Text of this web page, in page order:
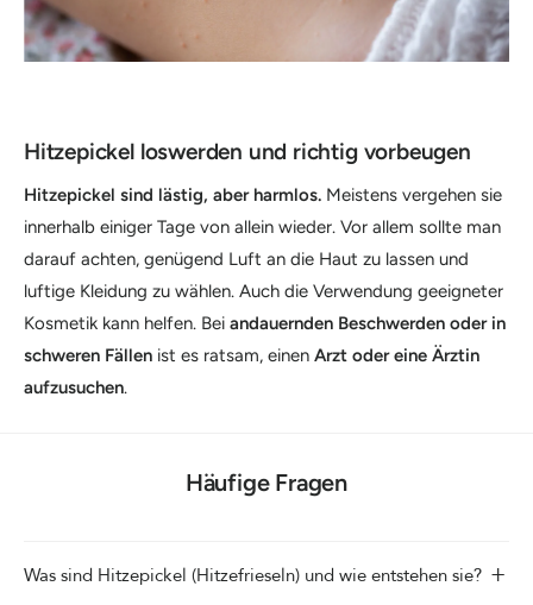
Hitzepickel loswerden und richtig vorbeugen
Hitzepickel sind lästig, aber harmlos. Meistens vergehen sie
innerhalb einiger Tage von allein wieder. Vor allem sollte man
darauf achten, genügend Luft an die Haut zu lassen und
luftige Kleidung zu wählen. Auch die Verwendung geeigneter
Kosmetik kann helfen. Bei andauernden Beschwerden oder in
schweren Fällen ist es ratsam, einen Arzt oder eine Ärztin
aufzusuchen.
Häufige Fragen
Was sind Hitzepickel (Hitzefrieseln) und wie entstehen sie? +